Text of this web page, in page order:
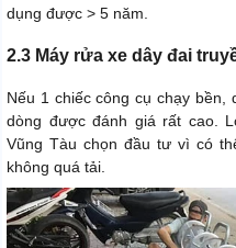
dụng được > 5 năm.
2.3 Máy rửa xe dây đai
Nếu 1 chiếc công cụ chạy
dòng được đánh giá rất cao.
Vũng Tàu chọn đầu tư vì có
không quá tải.